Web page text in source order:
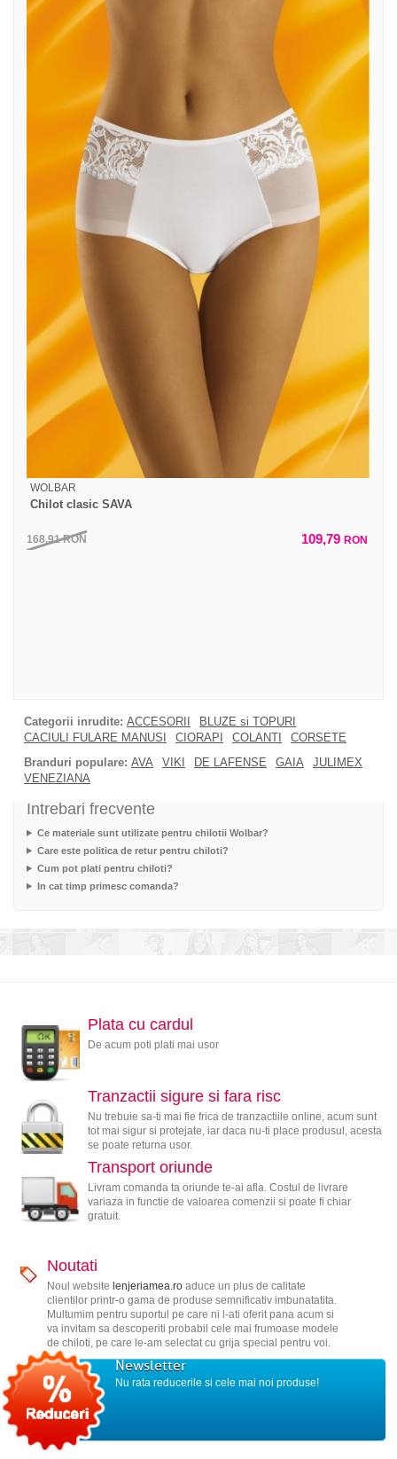
WOLBAR
Chilot clasic SAVA
168,91RON 109,79 RON
Categorii inrudite: ACCESORII
BLUZE si TOPURI
CACIULI FULARE MANUSI
CIORAPI COLANTI
CORSETE
Branduri populare: AVA VIKI DE LAFENSE GAIA
JULIMEX
VENEZIANA
Intrebari frecvente
Ce materiale sunt utilizate pentru chilotii Wolbar?
Care este politica de retur pentru chiloti?
Cum pot plati pentru chiloti?
In cat timp primesc comanda?
Plata cu cardul
De acum poti plati mai usor
Tranzactii sigure si fara risc
Nu trebuie sa-ti mai fie frica de tranzactiile online, acum sunt
tot mai sigur si protejate, iar daca nu-ti place produsul, acesta
se poate returna usor.
Transport oriunde
Livram comanda ta oriunde te-ai afla. Costul de livrare
variaza in functie de valoarea comenzii si poate fi chiar
gratuit.
Noutati
Noul website lenjeriamea.roaduce un plus de calitate
clientilor printr-o gama de produse semnificativ imbunatatita.
Multumim pentru suportul pe care ni l-ati oferit pana acum si
va invitam sa descoperiti probabil cele mai frumoase modele
de chiloti, pe care le-am selectat cu grija special pentru voi.
Newsletter
Nu rata reducerile si cele mai noi produse!